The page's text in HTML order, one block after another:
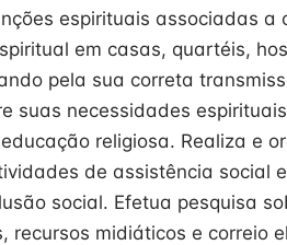
espirituais associadas a
em casas, quartéis,
pela sua correta
suas necessidades
religiosa. Realiza e
de assistência social
social. Efetua pesquisa
recursos midiáticos e correio